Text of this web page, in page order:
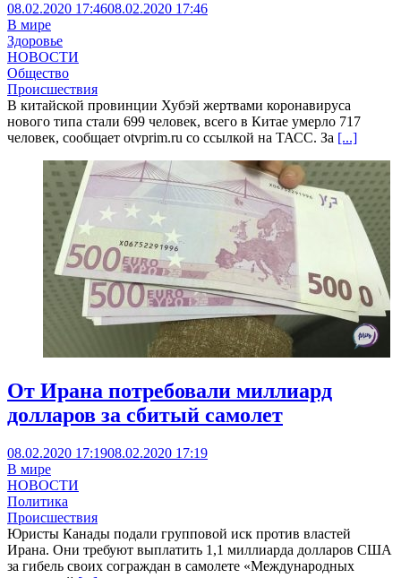
08.02.2020 17:4608.02.2020 17:46
В мире
Здоровье
НОВОСТИ
Общество
Происшествия
В китайской провинции Хубэй жертвами коронавируса
нового типа стали 699 человек, всего в Китае умерло 717
человек, сообщает otvprim.ru со ссылкой на ТАСС. За [...]
От Ирана потребовали миллиард
долларов за сбитый самолет
08.02.2020 17:1908.02.2020 17:19
В мире
НОВОСТИ
Политика
Происшествия
Юристы Канады подали групповой иск против властей
Ирана. Они требуют выплатить 1,1 миллиарда долларов США
за гибель своих сограждан в самолете «Международных